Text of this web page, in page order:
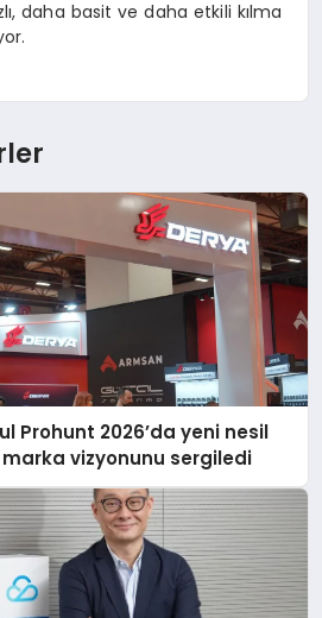
daha basit ve daha etkili kılma
Prohunt 2026’da yeni nesil
vizyonunu sergiledi